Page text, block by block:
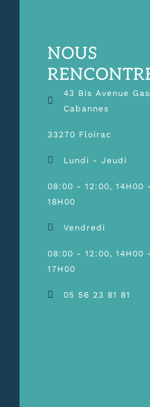
NOUS
43 Bis Avenue
Cabannes
33270 Floirac
Lundi - Jeudi
08:00 - 12:00, 14H00
18H00
Vendredi
08:00 - 12:00, 14H00
17H00
05 56 23 81 81